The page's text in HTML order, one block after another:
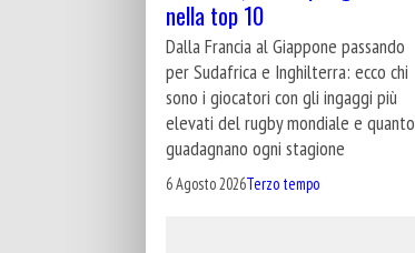
nella top 10
Dalla Francia al Giappone passando
per Sudafrica e Inghilterra: ecco chi
sono i giocatori con gli ingaggi più
elevati del rugby mondiale e quanto
guadagnano ogni stagione
6 Agosto 2026Terzo tempo